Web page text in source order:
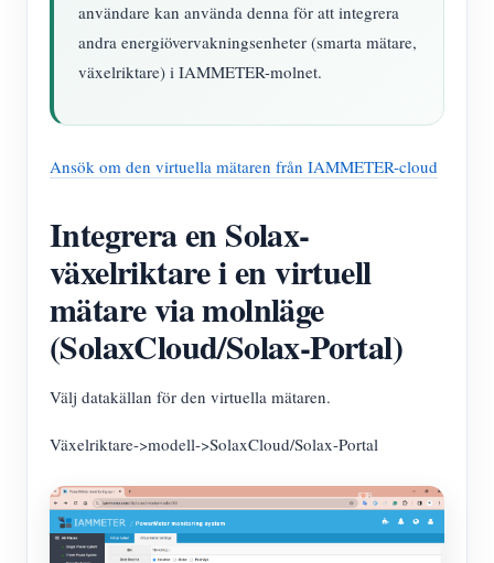
användare kan använda denna för att integrera
andra energiövervakningsenheter (smarta mätare,
växelriktare) i IAMMETER-molnet.
Ansök om den virtuella mätaren från IAMMETER-cloud
Integrera en Solax-
växelriktare i en virtuell
mätare via molnläge
(SolaxCloud/Solax-Portal)
Välj datakällan för den virtuella mätaren.
Växelriktare->modell->SolaxCloud/Solax-Portal